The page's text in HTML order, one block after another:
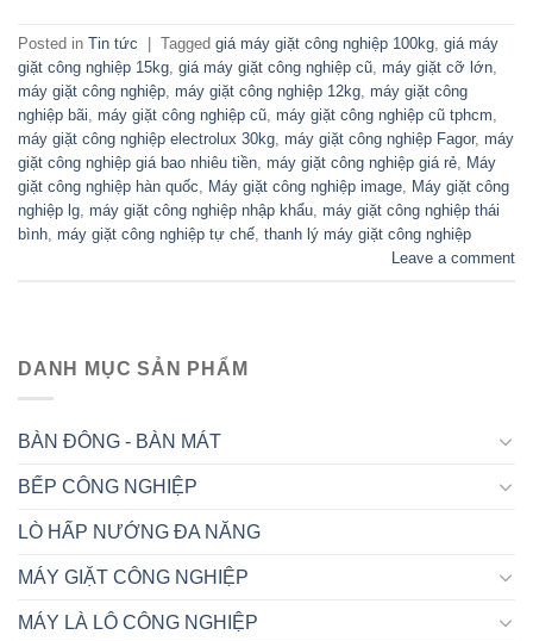
Posted in Tin tức Tagged giá máy giặt công nghiệp 100kg, giá máy
giặt công nghiệp 15kg, giá máy giặt công nghiệp cũ, máy giặt cỡ lớn,
máy giặt công nghiệp, máy giặt công nghiệp 12kg, máy giặt công
nghiệp bãi, máy giặt công nghiệp cũ, máy giặt công nghiệp cũ tphcm,
máy giặt công nghiệp electrolux 30kg, máy giặt công nghiệp Fagor, máy
giặt công nghiệp giá bao nhiêu tiền, máy giặt công nghiệp giá rẻ, Máy
giặt công nghiệp hàn quốc, Máy giặt công nghiệp image, Máy giặt công
nghiệp lg, máy giặt công nghiệp nhập khẩu, máy giặt công nghiệp thái
bình, máy giặt công nghiệp tự chế, thanh lý máy giặt công nghiệp
Leave a comment
DANH MỤC SẢN PHẨM
BÀN ĐÔNG - BÀN MÁT
BẾP CÔNG NGHIỆP
LÒ HẤP NƯỚNG ĐA NĂNG
MÁY GIẶT CÔNG NGHIỆP
MÁY LÀ LÔ CÔNG NGHIỆP